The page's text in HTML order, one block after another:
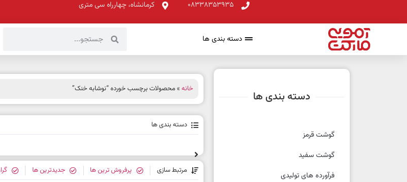
08338353935 کرمانشاه، چهارراه سی متری
دسته بندی ها
دسته بندی ها
گوشت قرمز
گوشت سفید
فرآورده های تولیدی
خانه» محصولات برچسب خورده “نوشابه خنک”
دسته بندی ها
مرتبط سازی پرفروش ترین ها جدیدترین ها